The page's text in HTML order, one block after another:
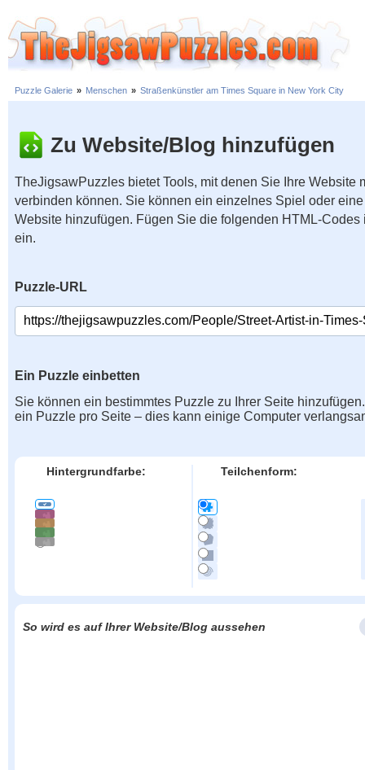
Puzzle Galerie » Menschen » Straßenkünstler am Times Square in New York City
Zu Website/Blog hinzufügen
TheJigsawPuzzles bietet Tools, mit denen Sie Ihre Website
verbinden können. Sie können ein einzelnes Spiel oder
Website hinzufügen. Fügen Sie die folgenden HTML-
ein.
Puzzle-URL
Ein Puzzle einbetten
Sie können ein bestimmtes Puzzle zu Ihrer Seite
ein Puzzle pro Seite – dies kann einige Computer
Hintergrundfarbe: Teilchenform:
So wird es auf Ihrer Website/Blog aussehen